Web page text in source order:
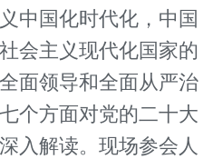
中国化时代化，中国
会主义现代化国家的
面领导和全面从严治
个方面对党的二十大
入解读。现场参会人